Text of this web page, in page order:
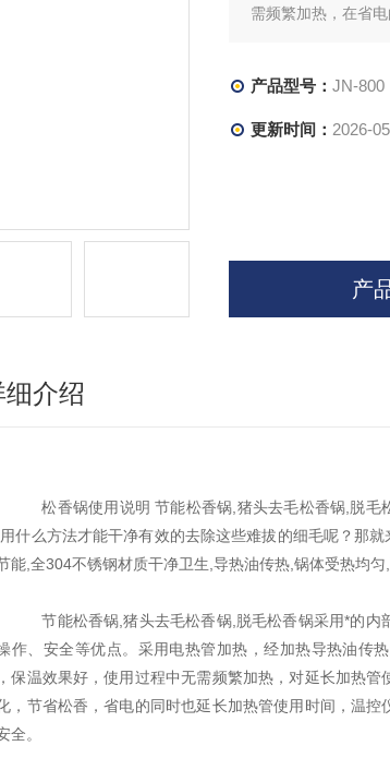
需频繁加热，在省
产品型号： JN-800
更新时间： 2026-
产
细介绍
松香锅使用说明 节能松香锅,猪头去毛松香锅,脱毛
什么方法才能干净有效的去除这些难拔的细毛呢？那
能,全304不锈钢材质干净卫生,导热油传热,锅体受热均
节能松香锅,猪头去毛松香锅,脱毛松香锅采用*的内
作、安全等优点。采用电热管加热，经加热导热油传
保温效果好，使用过程中无需频繁加热，对延长加热
，节省松香，省电的同时也延长加热管使用时间，温
全。